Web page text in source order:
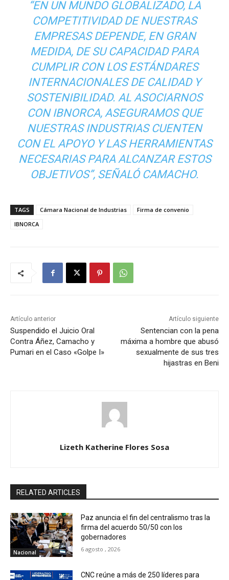
“EN UN MUNDO GLOBALIZADO, LA
COMPETITIVIDAD DE NUESTRAS
EMPRESAS DEPENDE, EN GRAN
MEDIDA, DE SU CAPACIDAD PARA
CUMPLIR CON LOS ESTÁNDARES
INTERNACIONALES DE CALIDAD Y
SOSTENIBILIDAD. AL ASOCIARNOS
CON IBNORCA, ASEGURAMOS QUE
NUESTRAS INDUSTRIAS CUENTEN
CON EL APOYO Y LAS HERRAMIENTAS
NECESARIAS PARA ALCANZAR ESTOS
OBJETIVOS”, SEÑALÓ CAMACHO.
TAGS Cámara Nacional de Industrias
Firma de convenio
IBNORCA
Artículo anterior
Suspendido el Juicio Oral
Contra Áñez, Camacho y
Pumari en el Caso «Golpe I»
Artículo siguiente
Sentencian con la pena
máxima a hombre que abusó
sexualmente de sus tres
hijastras en Beni
Lizeth Katherine Flores Sosa
RELATED ARTICLES
Nacional
Paz anuncia el fin del centralismo tras la
firma del acuerdo 50/50 con los
gobernadores
6 agosto , 2026
CNC reúne a más de 250 líderes para